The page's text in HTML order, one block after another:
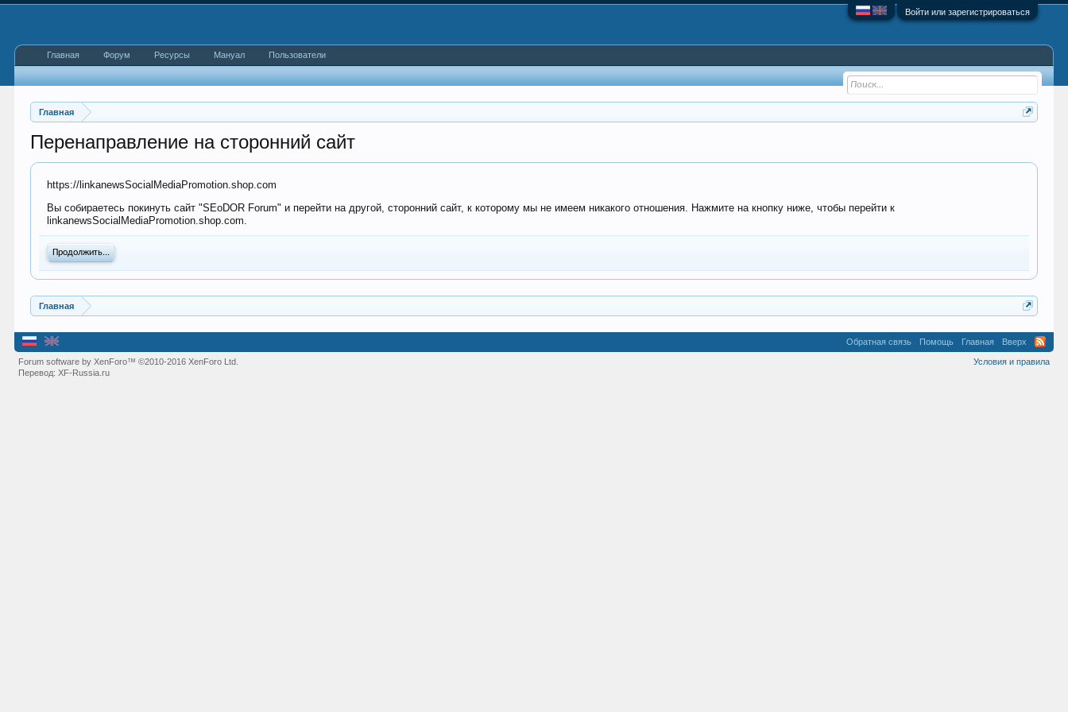
Войти или зарегистрироваться
Главная
Перенаправление на сторонний сайт
https://linkanewsSocialMediaPromotion.shop.com
Вы собираетесь покинуть сайт "SEoDOR Forum" и перейти на другой, сторонний сайт, к которому мы не имеем никакого отношения. Нажмите на кнопку ниже, чтобы перейти к
linkanewsSocialMediaPromotion.shop.com.
Продолжить...
Главная
Главная Форум Ресурсы Мануал Пользователи
Обратная связь Помощь Главная Вверх
Условия и правила
Forum software by XenForo™©2010-2016 XenForo Ltd.
Перевод:XF-Russia.ru